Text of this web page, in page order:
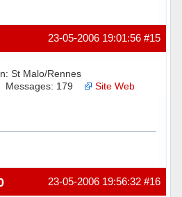
#15
23-05-2006 19:01:56
St Malo/Rennes
Messages: 179 Site Web
#16
23-05-2006 19:56:32